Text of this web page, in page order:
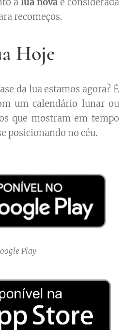
a lua nova é considerada
recomeços.
Hoje
da lua estamos agora? É
um calendário lunar ou
que mostram em tempo
posicionando no céu.
Play